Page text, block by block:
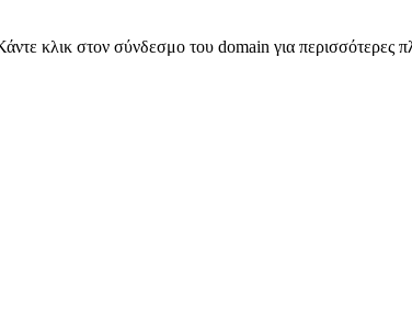
κλικ στον σύνδεσμο του domain για περισσότερες